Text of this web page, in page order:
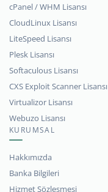
cPanel / WHM Lisansı
CloudLinux Lisansı
LiteSpeed Lisansı
Plesk Lisansı
Softaculous Lisansı
CXS Exploit Scanner Lisansı
Virtualizor Lisansı
Webuzo Lisansı
KURUMSAL
Hakkımızda
Banka Bilgileri
Hizmet Sözleşmesi